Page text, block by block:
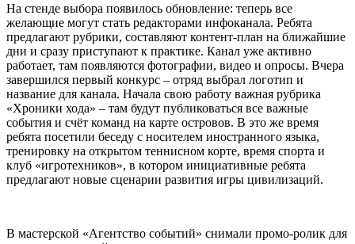
На стенде выбора появилось обновление: теперь все
желающие могут стать редакторами инфоканала. Ребята
предлагают рубрики, составляют контент-план на ближайшие
дни и сразу приступают к практике. Канал уже активно
работает, там появляются фотографии, видео и опросы. Вчера
завершился первый конкурс – отряд выбрал логотип и
название для канала. Начала свою работу важная рубрика
«Хроники хода» – там будут публиковаться все важные
события и счёт команд на карте островов. В это же время
ребята посетили беседу с носителем иностранного языка,
тренировку на открытом теннисном корте, время спорта и
клуб «игротехников», в котором инициативные ребята
предлагают новые сценарии развития игры цивилизаций.
В мастерской «Агентство событий» снимали промо-ролик для